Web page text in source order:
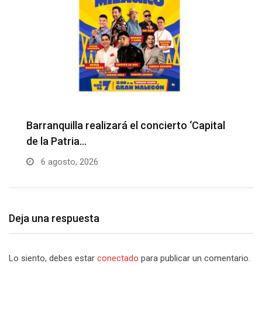
Barranquilla realizará el concierto ‘Capital
de la Patria…
6 agosto, 2026
Deja una respuesta
Lo siento, debes estar conectado para publicar un comentario.